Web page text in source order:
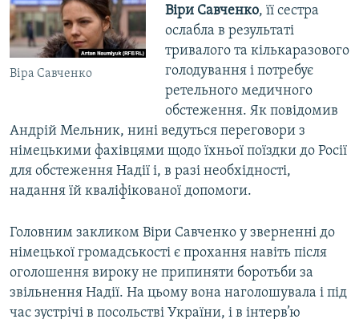
Віра Савченко
Віри Савченко, її сестра
ослабла в результаті
тривалого та кількаразового
голодування і потребує
ретельного медичного
обстеження. Як повідомив
Андрій Мельник, нині ведуться переговори з
німецькими фахівцями щодо їхньої поїздки до Росії
для обстеження Надії і, в разі необхідності,
надання їй кваліфікованої допомоги.
Головним закликом Віри Савченко у зверненні до
німецької громадськості є прохання навіть після
оголошення вироку не припиняти боротьби за
звільнення Надії. На цьому вона наголошувала і під
час зустрічі в посольстві України, і в інтерв’ю